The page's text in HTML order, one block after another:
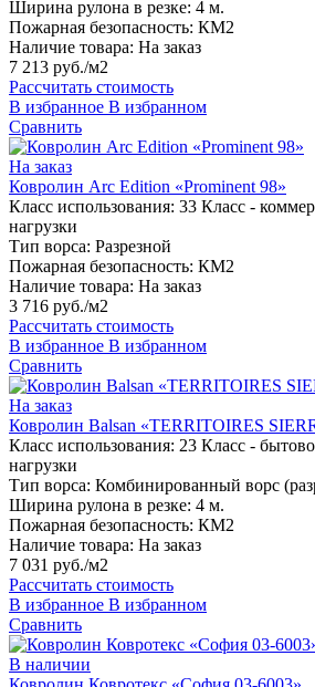
Ширина рулона в резке: 4 м.
Пожарная безопасность: КМ2
Наличие товара: На заказ
7 213 руб./м2
Рассчитать стоимость
В избранное В избранном
Сравнить
На заказ
Ковролин Arc Edition «Prominent 98»
Класс использования: 33 Класс -
нагрузки
Тип ворса: Разрезной
Пожарная безопасность: КМ2
Наличие товара: На заказ
3 716 руб./м2
Рассчитать стоимость
В избранное В избранном
Сравнить
На заказ
Ковролин Balsan «TERRITOIRES
Класс использования: 23 Класс -
нагрузки
Тип ворса: Комбинированный ворс
Ширина рулона в резке: 4 м.
Пожарная безопасность: КМ2
Наличие товара: На заказ
7 031 руб./м2
Рассчитать стоимость
В избранное В избранном
Сравнить
В наличии